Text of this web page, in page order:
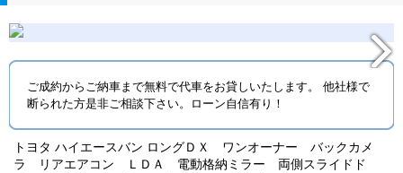
ご成約からご納車まで無料で代車をお貸しいたします。 他社様で
断られた方是非ご相談下さい。ローン自信有り！
トヨタ ハイエースバン ロングＤＸ ワンオーナー バックカメ
ラ リアエアコン ＬＤＡ 電動格納ミラー 両側スライドド